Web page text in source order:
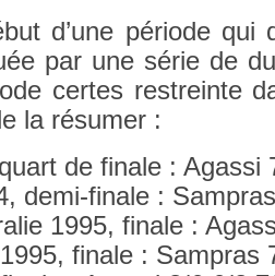
d’une période qui
par une série de
cer­tes re­strein­te
la résumer :
de fin­ale : Agas­si
demi-finale :
1995, fin­ale :
fin­ale : Sampras